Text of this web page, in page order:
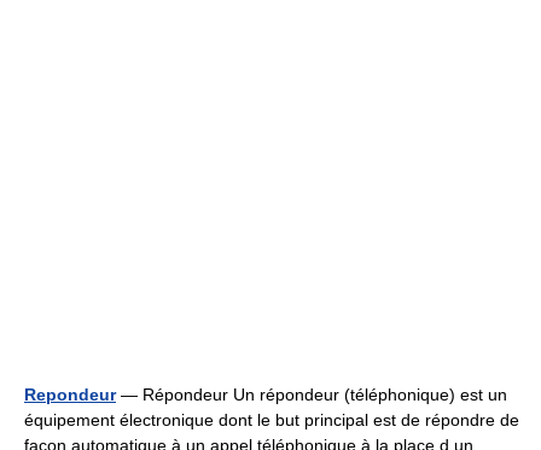
Repondeur— Répondeur Un répondeur (téléphonique) est un
équipement électronique dont le but principal est de répondre de
façon automatique à un appel téléphonique à la place d un